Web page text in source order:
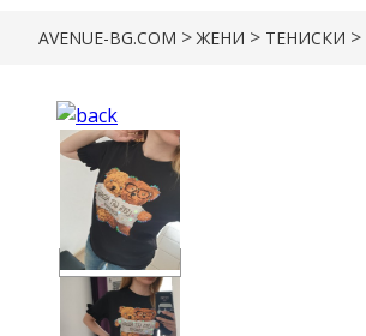
AVENUE-BG.COM >ЖЕНИ > ТЕНИСКИ >